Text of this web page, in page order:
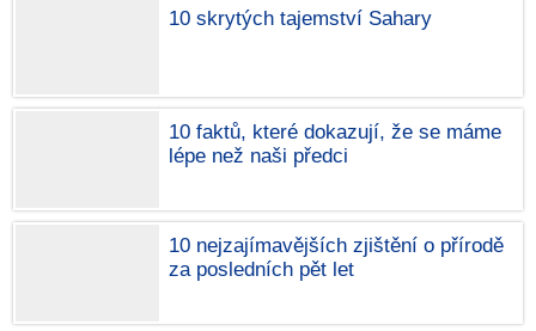
10 skrytých tajemství Sahary
10 faktů, které dokazují, že se máme
lépe než naši předci
10 nejzajímavějších zjištění o přírodě
za posledních pět let